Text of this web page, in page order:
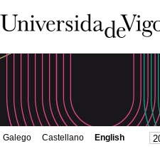
Galego Castellano English